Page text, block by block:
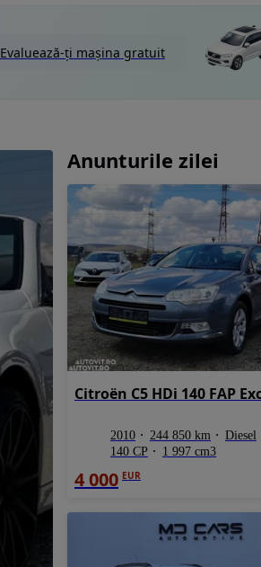
Evaluează-ți mașina gratuit
Anunturile zilei
Citroën C5 HDi 140 FAP
2010 244 850 km
Diesel
140 CP
1 997 cm3
4 000 EUR